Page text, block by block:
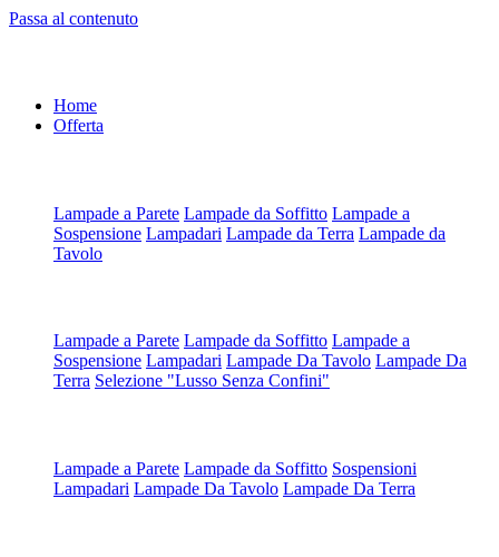
Passa al contenuto
Home
Offerta
Lampade a Parete Lampade da Soffitto Lampade a
Sospensione Lampadari Lampade da Terra Lampade da
Tavolo
Lampade a Parete Lampade da Soffitto Lampade a
Sospensione Lampadari Lampade Da Tavolo Lampade Da
Terra Selezione "Lusso Senza Confini"
Lampade a Parete Lampade da Soffitto Sospensioni
Lampadari Lampade Da Tavolo Lampade Da Terra